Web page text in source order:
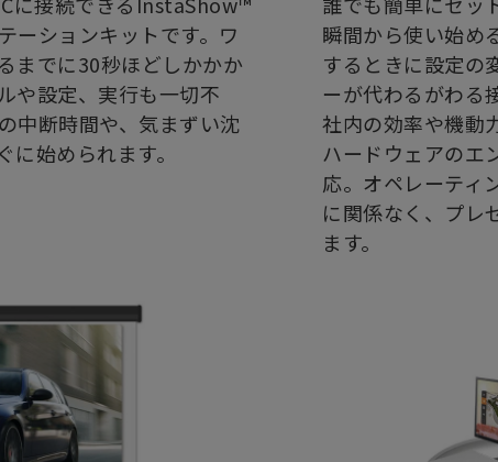
ーションキットです。ワ
までに30秒ほどしかかか
や設定、実行も一切不
中断時間や、気まずい沈
始められます。
瞬間から使い始め
するときに設定の
ーが代わるがわる
社内の効率や機動
ハードウェアのエ
応。オペレーティ
に関係なく、プレ
ます。